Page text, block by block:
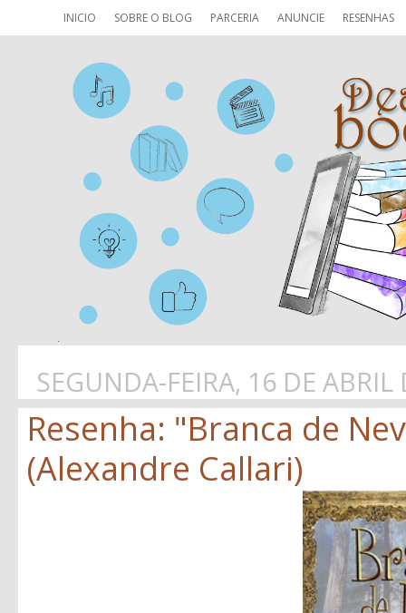
INICIO SOBRE O BLOG PARCERIA ANUNCIE RESENHAS
SEGUNDA-FEIRA, 16 DE ABRIL
Resenha: "Branca de
(Alexandre Callari)